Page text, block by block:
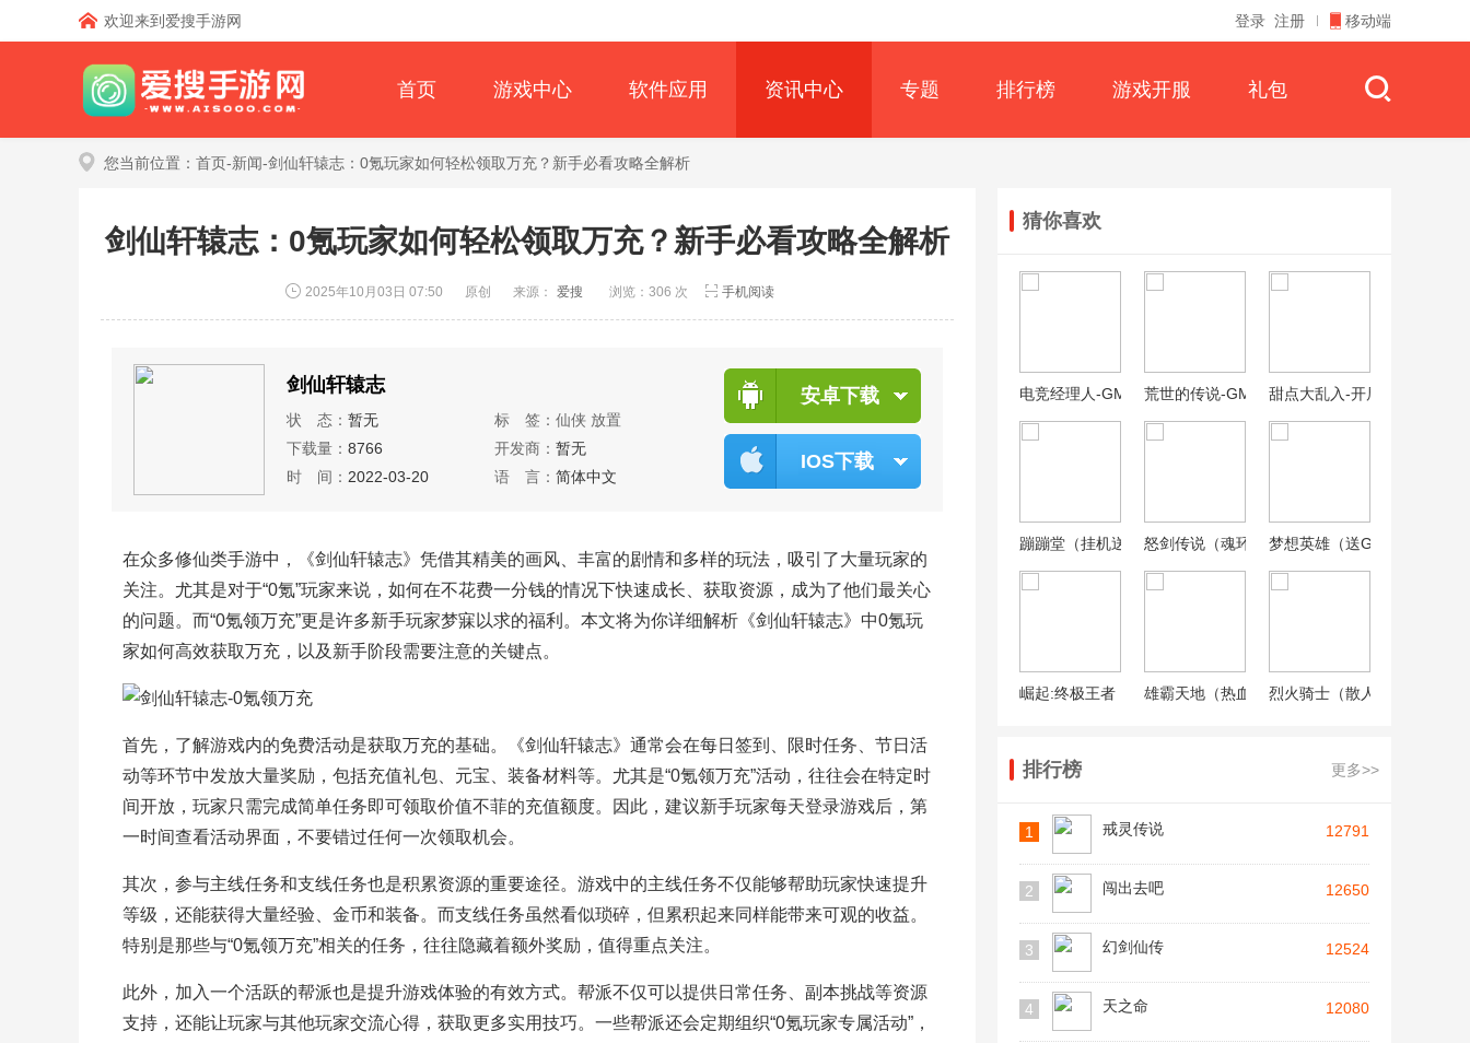
欢迎来到爱搜手游网 登录 注册 移动端
首页 游戏中心 软件应用 资讯中心 专题 排行榜 游戏开服 礼包
您当前位置： 首页-新闻-剑仙轩辕志：0氪玩家如何轻松领取万充？新手必看攻略全解析
剑仙轩辕志：0氪玩家如何轻松领取万充？新手必看攻略全解析
2025年10月03日 07:50 原创 来源： 爱搜 浏览：306 次 手机阅读
剑仙轩辕志
状 态： 暂无 标 签： 仙侠 放置
下载量： 8766 开发商： 暂无
时 间： 2022-03-20 语 言： 简体中文
安卓下载
IOS下载
在众多修仙类手游中，《剑仙轩辕志》凭借其精美的画风、丰富的剧情和多样的玩法，吸引了大量玩家的
关注。尤其是对于“0氪”玩家来说，如何在不花费一分钱的情况下快速成长、获取资源，成为了他们最关心
的问题。而“0氪领万充”更是许多新手玩家梦寐以求的福利。本文将为你详细解析《剑仙轩辕志》中0氪玩
家如何高效获取万充，以及新手阶段需要注意的关键点。
首先，了解游戏内的免费活动是获取万充的基础。《剑仙轩辕志》通常会在每日签到、限时任务、节日活
动等环节中发放大量奖励，包括充值礼包、元宝、装备材料等。尤其是“0氪领万充”活动，往往会在特定时
间开放，玩家只需完成简单任务即可领取价值不菲的充值额度。因此，建议新手玩家每天登录游戏后，第
一时间查看活动界面，不要错过任何一次领取机会。
其次，参与主线任务和支线任务也是积累资源的重要途径。游戏中的主线任务不仅能够帮助玩家快速提升
等级，还能获得大量经验、金币和装备。而支线任务虽然看似琐碎，但累积起来同样能带来可观的收益。
特别是那些与“0氪领万充”相关的任务，往往隐藏着额外奖励，值得重点关注。
此外，加入一个活跃的帮派也是提升游戏体验的有效方式。帮派不仅可以提供日常任务、副本挑战等资源
支持，还能让玩家与其他玩家交流心得，获取更多实用技巧。一些帮派还会定期组织“0氪玩家专属活动”，
猜你喜欢
电竞经理人-GM无限万充荒世的传说-GM免费刷充甜点大乱入-开局千抽宝可梦
蹦蹦堂（挂机送余额直充）怒剑传说（魂环刀刀爆）梦想英雄（送GM天后启强）
崛起:终极王者（现金免支付）雄霸天地（热血狂爆迷失）烈火骑士（散人爽服）
排行榜 更多>>
1 戒灵传说 12791
2 闯出去吧 12650
3 幻剑仙传 12524
4 天之命 12080